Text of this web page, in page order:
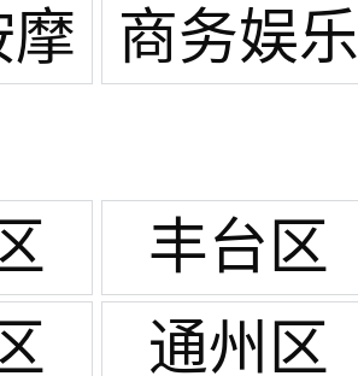
摩 商务娱乐
丰台区
通州区